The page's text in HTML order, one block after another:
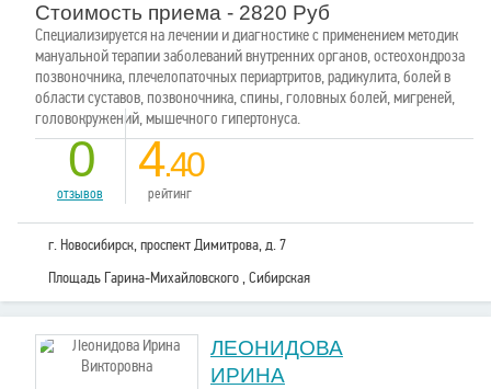
Стоимость приема - 2820 Руб
Специализируется на лечении и диагностике с применением методик
мануальной терапии заболеваний внутренних органов, остеохондроза
позвоночника, плечелопаточных периартритов, радикулита, болей в
области суставов, позвоночника, спины, головных болей, мигреней,
головокружений, мышечного гипертонуса.
0
отзывов
4.40
рейтинг
г. Новосибирск, проспект Димитрова, д. 7
Площадь Гарина-Михайловского , Сибирская
ЛЕОНИДОВА
ИРИНА